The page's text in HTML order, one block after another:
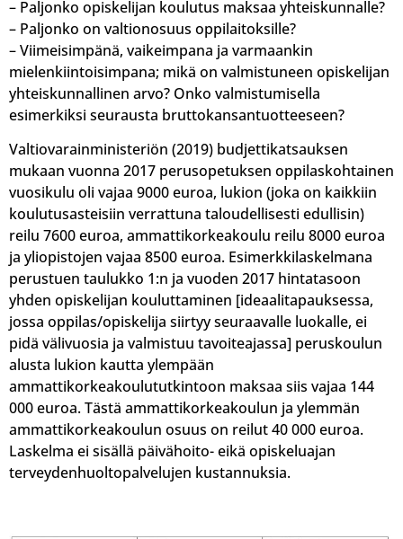
– Paljonko opiskelijan koulutus maksaa yhteiskunnalle?
– Paljonko on valtionosuus oppilaitoksille?
– Viimeisimpänä, vaikeimpana ja varmaankin
mielenkiintoisimpana; mikä on valmistuneen opiskelijan
yhteiskunnallinen arvo? Onko valmistumisella
esimerkiksi seurausta bruttokansantuotteeseen?
Valtiovarainministeriön (2019) budjettikatsauksen
mukaan vuonna 2017 perusopetuksen oppilaskohtainen
vuosikulu oli vajaa 9000 euroa, lukion (joka on kaikkiin
koulutusasteisiin verrattuna taloudellisesti edullisin)
reilu 7600 euroa, ammattikorkeakoulu reilu 8000 euroa
ja yliopistojen vajaa 8500 euroa. Esimerkkilaskelmana
perustuen taulukko 1:n ja vuoden 2017 hintatasoon
yhden opiskelijan kouluttaminen [ideaalitapauksessa,
jossa oppilas/opiskelija siirtyy seuraavalle luokalle, ei
pidä välivuosia ja valmistuu tavoiteajassa] peruskoulun
alusta lukion kautta ylempään
ammattikorkeakoulututkintoon maksaa siis vajaa 144
000 euroa. Tästä ammattikorkeakoulun ja ylemmän
ammattikorkeakoulun osuus on reilut 40 000 euroa.
Laskelma ei sisällä päivähoito- eikä opiskeluajan
terveydenhuoltopalvelujen kustannuksia.